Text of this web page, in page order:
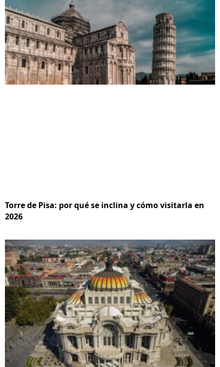
Torre de Pisa: por qué se inclina y cómo visitarla en
2026